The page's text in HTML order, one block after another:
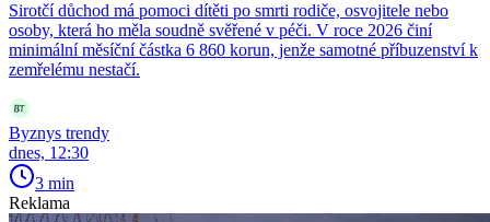
Sirotčí důchod má pomoci dítěti po smrti rodiče, osvojitele nebo
osoby, která ho měla soudně svěřené v péči. V roce 2026 činí
minimální měsíční částka 6 860 korun, jenže samotné příbuzenství k
zemřelému nestačí.
Byznys trendy
dnes, 12:30
3 min
Reklama